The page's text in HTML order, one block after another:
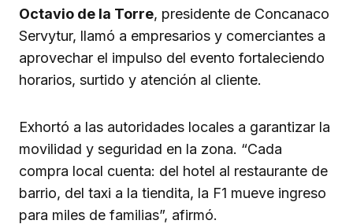
Octavio de la Torre, presidente de Concanaco
Servytur, llamó a empresarios y comerciantes a
aprovechar el impulso del evento fortaleciendo
horarios, surtido y atención al cliente.
Exhortó a las autoridades locales a garantizar la
movilidad y seguridad en la zona. “Cada
compra local cuenta: del hotel al restaurante de
barrio, del taxi a la tiendita, la F1 mueve ingreso
para miles de familias”, afirmó.